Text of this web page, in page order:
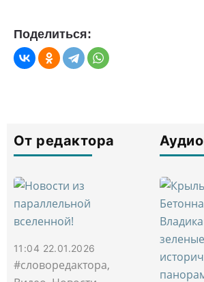
Поделиться:
От редактора
11:04 22.01.2026
#словоредактора,